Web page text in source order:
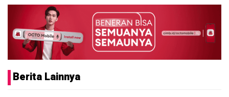
Berita Lainnya